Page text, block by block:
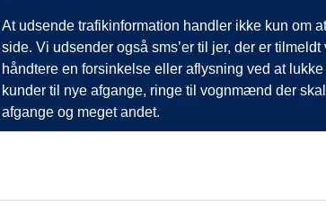
At udsende trafikinformation handler ikke kun om
side. Vi udsender også sms’er til jer, der er
håndtere en forsinkelse eller aflysning ved at
kunder til nye afgange, ringe til vognmænd der
afgange og meget andet.
Vi har derfor altid meget travlt, når vi oplever
opfordrer vi jer til at følge med her på siden og